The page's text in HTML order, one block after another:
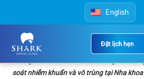
content
English
Đặt lịch hẹn
soát nhiễm khuẩn và vô trùng tại Nha